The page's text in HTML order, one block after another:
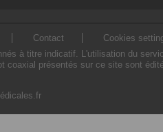
Contact
Cookies
à titre indicatif. L'utilisation du
présentés sur ce site sont